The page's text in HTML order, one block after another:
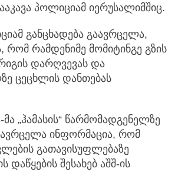
პოლიციამ იერუსალიმშიც.
განცხადება გაავრცელა,
რომ რამდენიმე მომიტინგე გზის
დარღვევას და
ცეცხლის დანთებას
„ჰამასის“ წარმომადგენელზე
ინფორმაცია, რომ
გათავისუფლებაზე
დაწყების შესახებ აშშ-ის